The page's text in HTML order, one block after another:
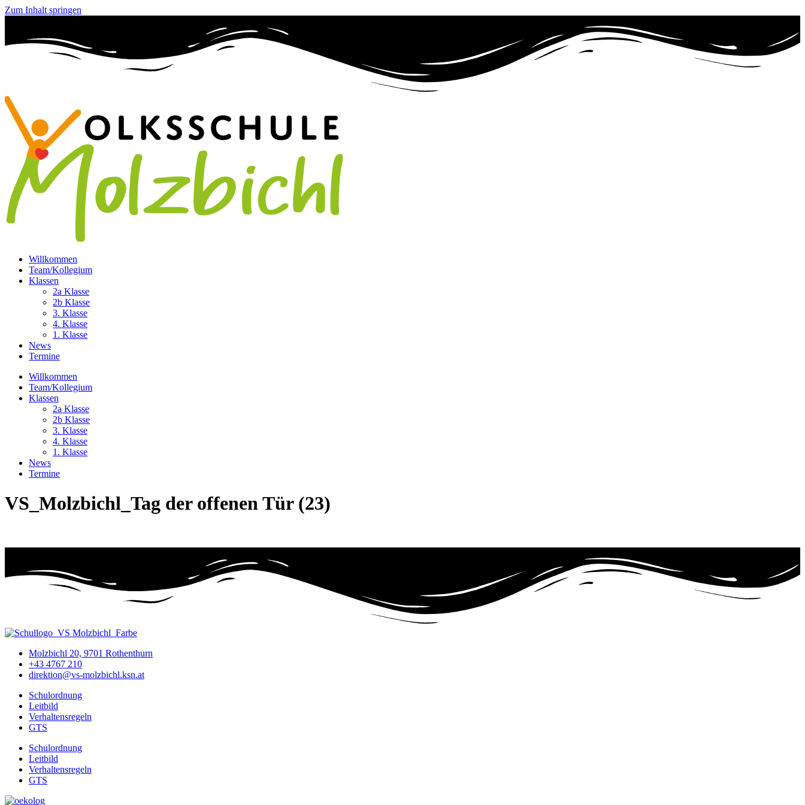
Zum Inhalt springen
Willkommen
Team/Kollegium
Klassen
2a Klasse
2b Klasse
3. Klasse
4. Klasse
1. Klasse
News
Termine
Willkommen
Team/Kollegium
Klassen
2a Klasse
2b Klasse
3. Klasse
4. Klasse
1. Klasse
News
Termine
VS_Molzbichl_Tag der offenen Tür (23)
Molzbichl 20, 9701 Rothenthurn
+43 4767 210
direktion@vs-molzbichl.ksn.at
Schulordnung
Leitbild
Verhaltensregeln
GTS
Schulordnung
Leitbild
Verhaltensregeln
GTS